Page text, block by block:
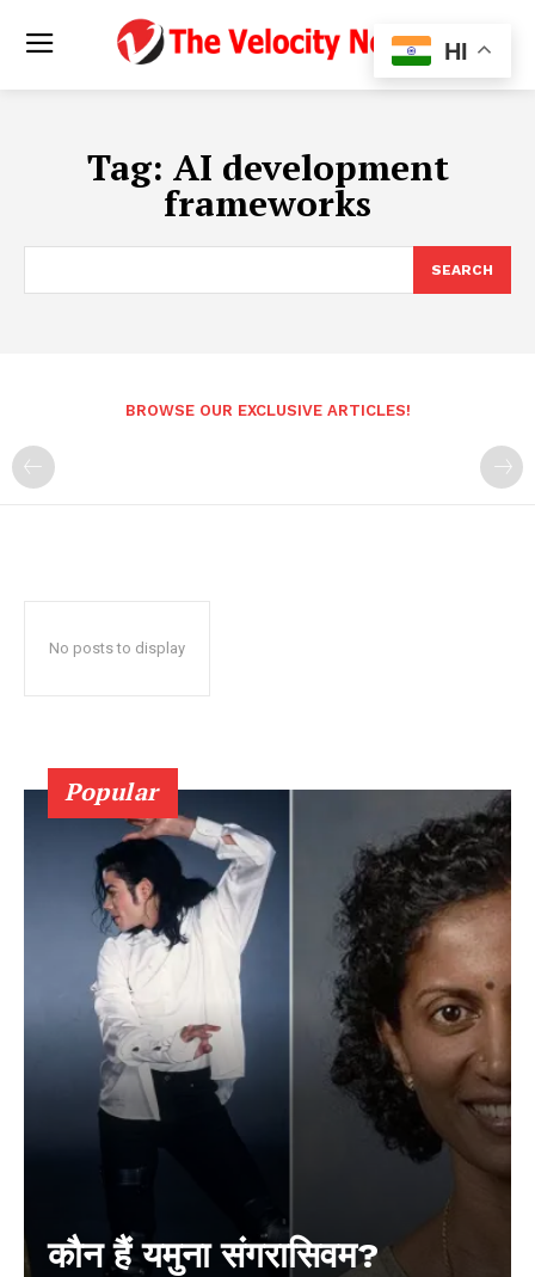
Tag: AI development
frameworks
SEARCH
BROWSE OUR EXCLUSIVE ARTICLES!
No posts to display
Popular
कौन हैं यमुना संगरासिवम?
HI